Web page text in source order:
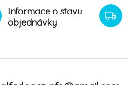
Informace o stavu
objednávky